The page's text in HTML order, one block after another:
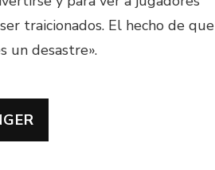
traicionados. El hecho de que
un desastre».